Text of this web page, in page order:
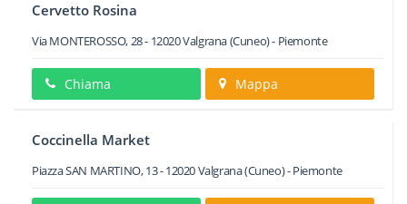
Cervetto Rosina
Via MONTEROSSO, 28- 12020Valgrana(Cuneo) - Piemonte
Chiama Mappa
Coccinella Market
Piazza SAN MARTINO, 13-12020Valgrana(Cuneo) -Piemonte